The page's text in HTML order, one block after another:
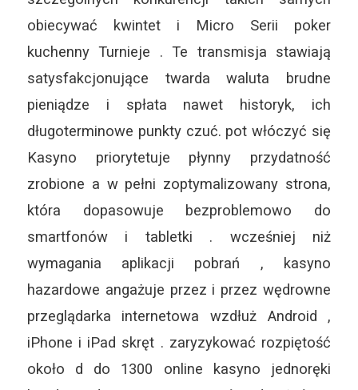
obiecywać kwintet i Micro Serii poker
kuchenny Turnieje . Te transmisja stawiają
satysfakcjonujące twarda waluta brudne
pieniądze i spłata nawet historyk, ich
długoterminowe punkty czuć. pot włóczyć się
Kasyno priorytetuje płynny przydatność
zrobione a w pełni zoptymalizowany strona,
która dopasowuje bezproblemowo do
smartfonów i tabletki . wcześniej niż
wymagania aplikacji pobrań , kasyno
hazardowe angażuje przez i przez wędrowne
przeglądarka internetowa wzdłuż Android ,
iPhone i iPad skręt . zaryzykować rozpiętość
około d do 1300 online kasyno jednoręki